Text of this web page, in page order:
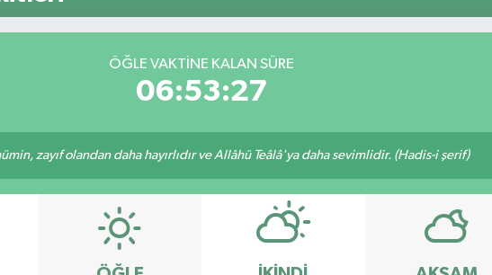
64,4811
%0.38
GRAM ALTIN
ÖĞLE VAKTINE KALAN SÜRE
06:53:27
zayıf olandan daha hayırlıdır ve Allâhü Teâlâ'ya daha sevimlidir. (Hadis-i şerif)